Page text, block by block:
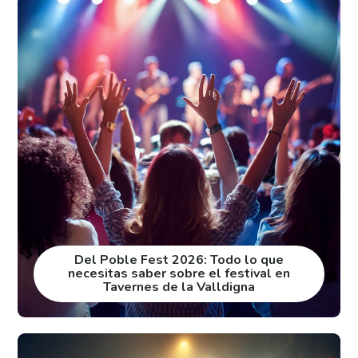
Del Poble Fest 2026: Todo lo que
necesitas saber sobre el festival en
Tavernes de la Valldigna